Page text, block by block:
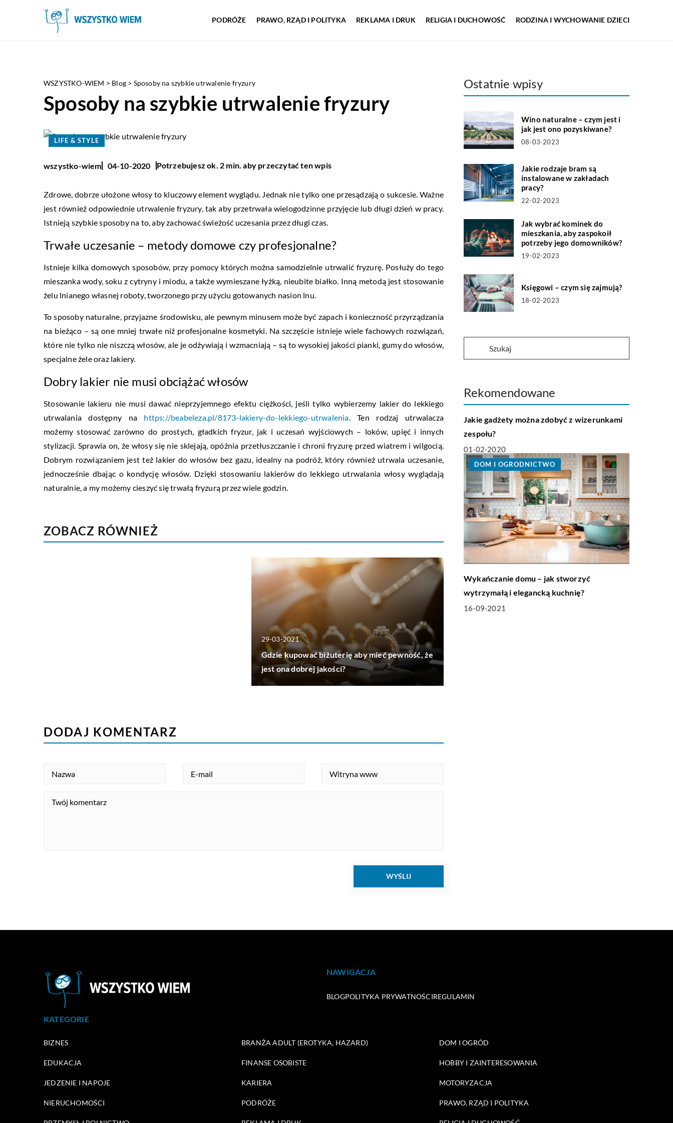
PODRÓŻE PRAWO, RZĄD I POLITYKA REKLAMA I DRUK RELIGIA I DUCHOWOŚĆ RODZINA I WYCHOWANIE DZIECI
WSZYSTKO-WIEM > Blog > Sposoby na szybkie utrwalenie fryzury
Sposoby na szybkie utrwalenie fryzury
LIFE & STYLE
wszystko-wiem 04-10-2020 Potrzebujesz ok. 2 min. aby przeczytać ten wpis
Zdrowe, dobrze ułożone włosy to kluczowy element wyglądu. Jednak nie tylko one przesądzają o sukcesie. Ważne
jest również odpowiednie utrwalenie fryzury, tak aby przetrwała wielogodzinne przyjęcie lub długi dzień w pracy.
Istnieją szybkie sposoby na to, aby zachować świeżość uczesania przez długi czas.
Trwałe uczesanie – metody domowe czy profesjonalne?
Istnieje kilka domowych sposobów, przy pomocy których można samodzielnie utrwalić fryzurę. Posłuży do tego
mieszanka wody, soku z cytryny i miodu, a także wymieszane łyżką, nieubite białko. Inną metodą jest stosowanie
żelu lnianego własnej roboty, tworzonego przy użyciu gotowanych nasion lnu.
To sposoby naturalne, przyjazne środowisku, ale pewnym minusem może być zapach i konieczność przyrządzania
na bieżąco – są one mniej trwałe niż profesjonalne kosmetyki. Na szczęście istnieje wiele fachowych rozwiązań,
które nie tylko nie niszczą włosów, ale je odżywiają i wzmacniają – są to wysokiej jakości pianki, gumy do włosów,
specjalne żele oraz lakiery.
Dobry lakier nie musi obciążać włosów
Stosowanie lakieru nie musi dawać nieprzyjemnego efektu ciężkości, jeśli tylko wybierzemy lakier do lekkiego
utrwalania dostępny na https://beabeleza.pl/8173-lakiery-do-lekkiego-utrwalenia. Ten rodzaj utrwalacza
możemy stosować zarówno do prostych, gładkich fryzur, jak i uczesań wyjściowych – loków, upięć i innych
stylizacji. Sprawia on, że włosy się nie sklejają, opóźnia przetłuszczanie i chroni fryzurę przed wiatrem i wilgocią.
Dobrym rozwiązaniem jest też lakier do włosów bez gazu, idealny na podróż, który również utrwala uczesanie,
jednocześnie dbając o kondycję włosów. Dzięki stosowaniu lakierów do lekkiego utrwalania włosy wyglądają
naturalnie, a my możemy cieszyć się trwałą fryzurą przez wiele godzin.
ZOBACZ RÓWNIEŻ
29-03-2021
Gdzie kupować biżuterię aby mieć pewność, że
jest ona dobrej jakości?
Ostatnie wpisy
Wino naturalne – czym jest i
jak jest ono pozyskiwane?
08-03-2023
Jakie rodzaje bram są
instalowane w zakładach
pracy?
22-02-2023
Jak wybrać kominek do
mieszkania, aby zaspokoił
potrzeby jego domowników?
19-02-2023
Księgowi – czym się zajmują?
18-02-2023
Rekomendowane
HOBBY I RELAKS-WYPOCZYNEK
Jakie gadżety można zdobyć z wizerunkami
zespołu?
01-02-2020
DOM I OGRODNICTWO
Wykańczanie domu – jak stworzyć
wytrzymałą i elegancką kuchnię?
16-09-2021
DODAJ KOMENTARZ
NAWIGACJA
BLOGPOLITYKA PRYWATNOŚCIREGULAMIN
KATEGORIE
BIZNES BRANŻA ADULT (EROTYKA, HAZARD) DOM I OGRÓD
EDUKACJA FINANSE OSOBISTE HOBBY I ZAINTERESOWANIA
JEDZENIE I NAPOJE KARIERA MOTORYZACJA
NIERUCHOMOŚCI PODRÓŻE PRAWO, RZĄD I POLITYKA